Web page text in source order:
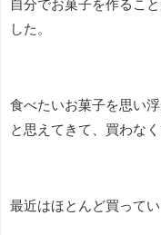
自分でお菓子を作るこ
した。
食べたいお菓子を思い
と思えてきて、買わな
最近はほとんど買ってい